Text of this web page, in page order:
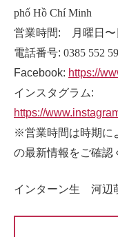
phố Hồ Chí Minh
営業時間: 月曜日〜
電話番号: 0385 552
Facebook: https://
インスタグラム:
https://
※営業時間は時期に
の最新情報をご確認
インターン生 河辺